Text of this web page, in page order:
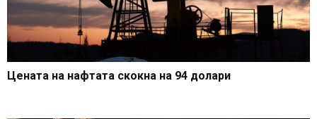
Цената на нафтата скокна на 94 долари